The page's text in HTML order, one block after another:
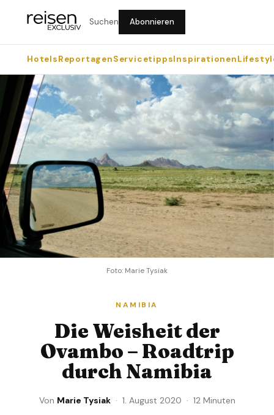
Suchen Abonnieren
HotelsReportagenServicetippsInspirationen
Foto: Marie Tysiak
NAMIBIA
Die Weisheit der
Ovambo – Roadtrip
durch Namibia
Von Marie Tysiak· 1. August 2020 · 12 Minuten